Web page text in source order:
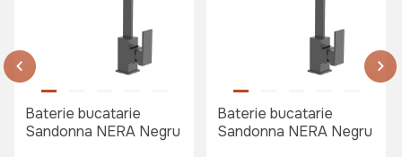
Baterie bucatarie
Sandonna NERA Negru
Baterie bucatarie
Sandonna NERA Negru